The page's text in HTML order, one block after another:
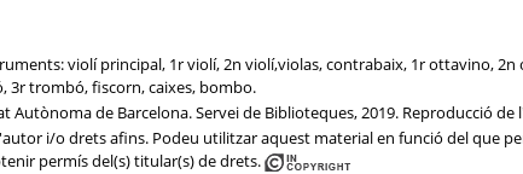
violí principal, 1r violí, 2n violí,violas, contrabaix, 1r ottavino,
trombó, fiscorn, caixes, bombo.
Autònoma de Barcelona. Servei de Biblioteques, 2019. Reproducció
i/o drets afins. Podeu utilitzar aquest material en funció del que
permís del(s) titular(s) de drets.